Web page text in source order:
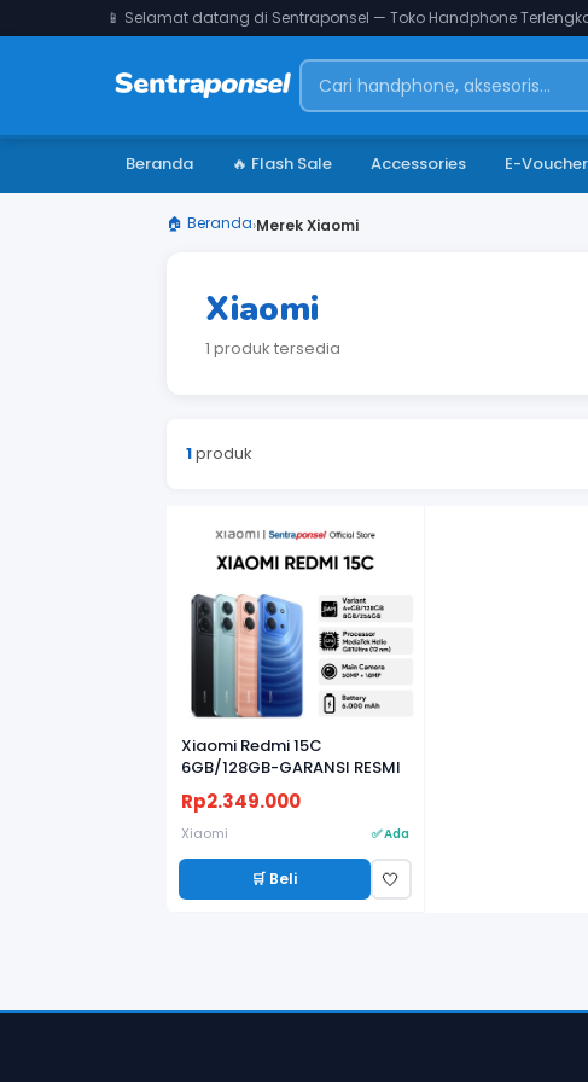
📱 Selamat datang di Sentraponsel — Toko Handphone
Beranda 🔥 Flash Sale Accessories E-Voucher
🏠 Beranda›Merek Xiaomi
Xiaomi
1 produk tersedia
1produk
Xiaomi Redmi 15C
6GB/128GB-GARANSI RESMI
Rp2.349.000
Xiaomi ✅ Ada
🛒 Beli 🤍